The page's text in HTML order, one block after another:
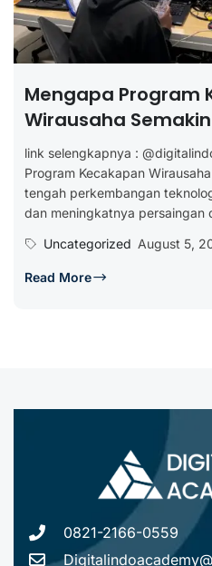
Mengapa Program
Wirausaha
link selengkapnya :
Program Kecakapan
tengah perkembangan
dan meningkatnya persaingan
Uncategorized August 5,
Read More
0821-2166-0559